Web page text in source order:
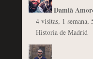
Damià
4 visitas, 1 semana,
Historia de Madrid